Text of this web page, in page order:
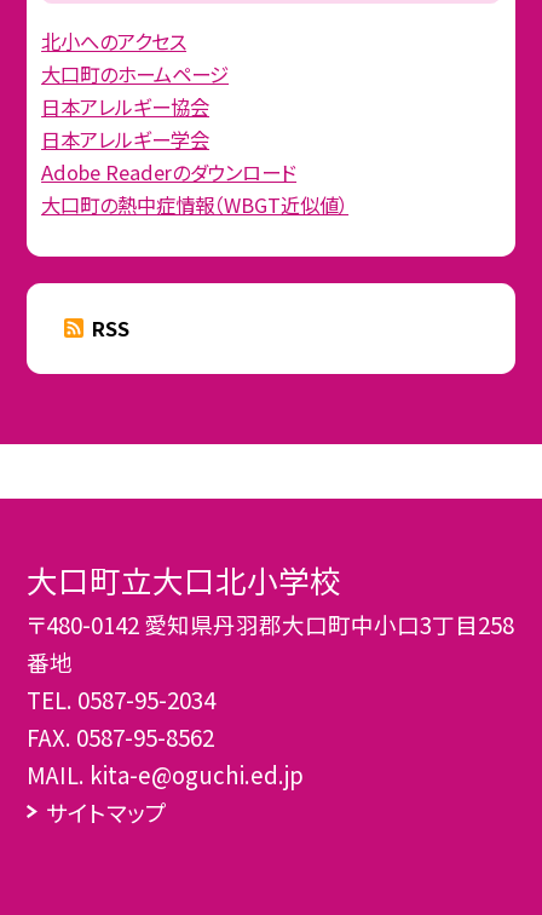
北小へのアクセス
大口町のホームページ
日本アレルギー協会
日本アレルギー学会
Adobe Readerのダウンロード
大口町の熱中症情報（WBGT近似値）
RSS
大口町立大口北小学校
〒480-0142 愛知県丹羽郡大口町中小口3丁目258
番地
TEL. 0587-95-2034
FAX. 0587-95-8562
MAIL. kita-e@oguchi.ed.jp
サイトマップ